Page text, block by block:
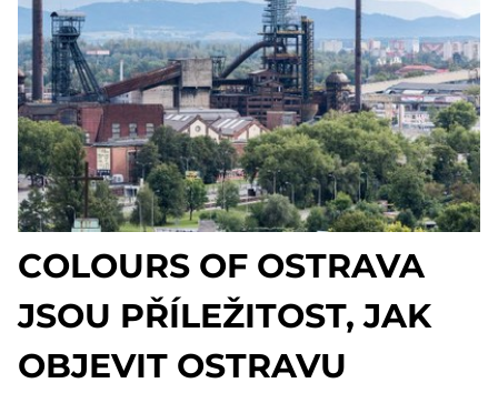
COLOURS OF OSTRAVA
JSOU PŘÍLEŽITOST, JAK
OBJEVIT OSTRAVU